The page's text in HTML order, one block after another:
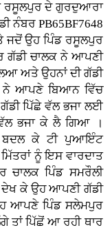
ਰਸੂਲਪੁਰ ਦੇ ਗੁਰਦੁਆਰਾ
ਨੰਬਰ PB65BF7648
ਜਦੋਂ ਉਹ ਪਿੰਡ ਰਸੂਲਪੁਰ
ਗੱਡੀ ਚਾਲਕ ਨੇ ਆਪਣੀ
ਅਤੇ ਉਹਨਾਂ ਦੀ ਗੱਡੀ
ਨੇ ਆਪਣੇ ਬਿਆਨ ਵਿੱਚ
ਪਿੱਛੇ ਵੱਲ ਭਜਾ ਲਈ
ਭਜਾ ਕੇ ਲੈ ਗਿਆ ।
ਬਦਲ ਕੇ ਟੀ ਪੁਆਇੰਟ
ਨੂੰ ਇਸ ਵਾਰਦਾਤ
ਪਿੰਡ ਸਮਰੌਲੀ
ਕੇ ਉਹ ਆਪਣੀ ਗੱਡੀ
ਆਪਣੇ ਪਿੰਡ ਸਲੇਮਪੁਰ
ਪਿੱਛੋਂ ਆ ਰਹੀ ਥਾਰ